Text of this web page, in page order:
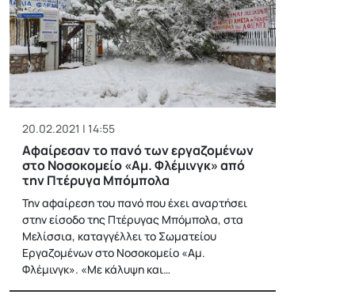
20.02.2021 | 14:55
Αφαίρεσαν το πανό των εργαζομένων
στο Νοσοκομείο «Αμ. Φλέμινγκ» από
την Πτέρυγα Μπόμπολα
Την αφαίρεση του πανό που έχει αναρτήσει
στην είσοδο της Πτέρυγας Μπόμπολα, στα
Μελίσσια, καταγγέλλει το Σωματείου
Εργαζομένων στο Νοσοκομείο «Αμ.
Φλέμινγκ». «Με κάλυψη και…